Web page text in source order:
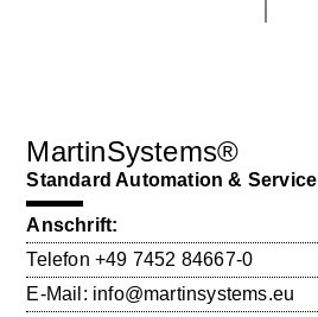
MartinSystems®
Standard Automation & Service
Anschrift:
Telefon+49 7452 84667-0
E-Mail: info@martinsystems.eu